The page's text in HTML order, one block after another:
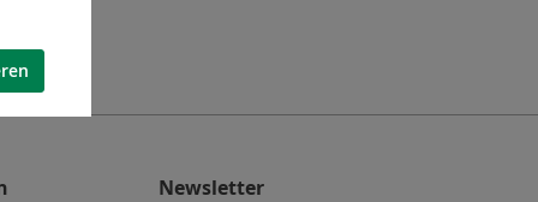
Newsletter